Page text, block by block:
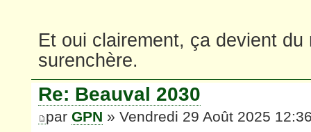
Et oui clairement, ça devient
surenchère.
Re: Beauval 2030
par GPN » Vendredi 29 Août 2025